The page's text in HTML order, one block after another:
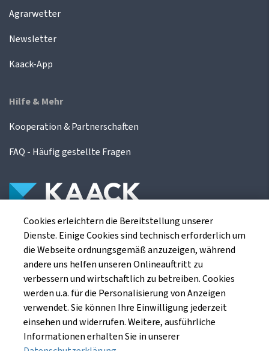
Agrarwetter
Newsletter
Kaack-App
Hilfe & Mehr
Kooperation & Partnerschaften
FAQ - Häufig gestellte Fragen
Die Kaack Terminhandel GmbH ist ein
Finanzdienstleistungsinstitut für die europäischen
Agrarterminbörsen.
Kaack Terminhandel GmbH
Am Markt 8
49661 Cloppenburg
Cookies erleichtern die Bereitstellung unserer
Dienste. Einige Cookies sind technisch erforderlich um
die Webseite ordnungsgemäß anzuzeigen, während
andere uns helfen unseren Onlineauftritt zu
verbessern und wirtschaftlich zu betreiben. Cookies
werden u.a. für die Personalisierung von Anzeigen
verwendet. Sie können Ihre Einwilligung jederzeit
einsehen und widerrufen. Weitere, ausführliche
Informationen erhalten Sie in unserer